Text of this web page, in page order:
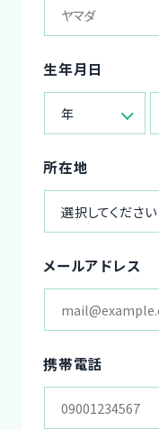
生年月日
年
所在地
選択してください
メールアドレス
携帯電話